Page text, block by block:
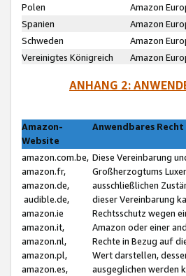
Polen
Amazon
Spanien
Amazon
Schweden
Amazon
Vereinigtes Königreich
Amazon
ANHANG 2:
Amazon-
Website
Anwendbares
amazon.com.be,
amazon.fr,
amazon.de,
audible.de,
amazon.ie
amazon.it,
amazon.nl,
amazon.pl,
amazon.es,
Diese Vereinbarung
Großherzogtums
ausschließlichen
dieser Vereinbarung
Rechtsschutz wegen
Amazon oder einer
Rechte in Bezug auf
Wert darstellen,
ausgeglichen werden